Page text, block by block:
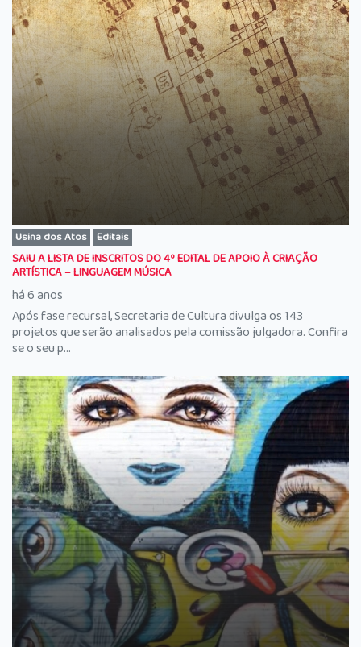
Usina dos Atos Editais
SAIU A LISTA DE INSCRITOS DO 4º EDITAL DE APOIO À CRIAÇÃO
ARTÍSTICA – LINGUAGEM MÚSICA
há 6 anos
Após fase recursal, Secretaria de Cultura divulga os 143
projetos que serão analisados pela comissão julgadora. Confira
se o seu p...